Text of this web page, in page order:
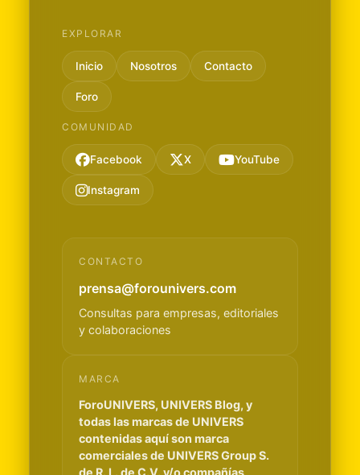
EXPLORAR
Inicio Nosotros Contacto
Foro
COMUNIDAD
Facebook X YouTube
Instagram
CONTACTO
prensa@forounivers.com
Consultas para empresas, editoriales
y colaboraciones
MARCA
ForoUNIVERS, UNIVERS Blog, y
todas las marcas de UNIVERS
contenidas aquí son marca
comerciales de UNIVERS Group S.